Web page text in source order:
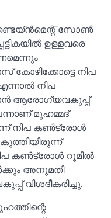
സോണ്‍
ഉള്ളവരെ
കോഴിക്കോട്ടെ നിപ
നിപ
ആരോഗ്യവകുപ്പ്
മുഹമ്മദ്
നിപ കണ്‍ട്രോള്‍
കണ്‍ട്രോള്‍ റൂമില്‍
അനുമതി
വിശദീകരിച്ചു.